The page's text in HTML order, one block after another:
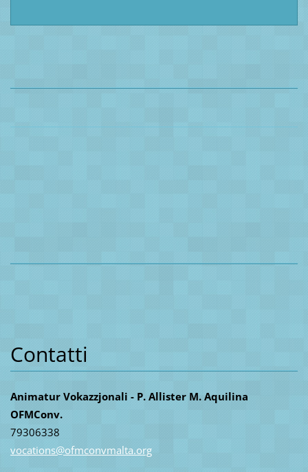
Contatti
Animatur Vokazzjonali - P. Allister M. Aquilina
OFMConv.
79306338
vocations@ofmconvmalta.org